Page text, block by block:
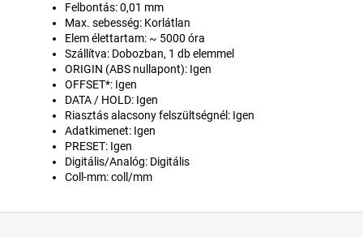
Felbontás: 0,01 mm
Max. sebesség: Korlátlan
Elem élettartam: ~ 5000 óra
Szállítva: Dobozban, 1 db elemmel
ORIGIN (ABS nullapont): Igen
OFFSET*: Igen
DATA / HOLD: Igen
Riasztás alacsony felszültségnél: Igen
Adatkimenet: Igen
PRESET: Igen
Digitális/Analóg: Digitális
Coll-mm: coll/mm